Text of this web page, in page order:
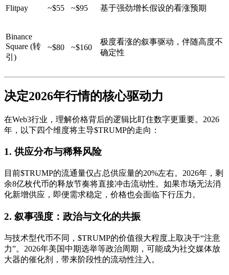
Flitpay ~$55 ~$95 基于强劲增长假设的看涨预期
Binance
Square (转
引)
~$80 ~$160
极度看涨的叙事驱动，伴随高度不
确定性
决定2026年行情的核心驱动力
在Web3行业，理解价格背后的逻辑比盯住数字更重要。2026
年，以下四个维度将主导$TRUMP的走向：
1. 供应分布与稀释风险
目前$TRUMP的流通量仅占总供应量的20%左右。2026年，剩
余8亿枚代币的释放节奏将直接冲击流动性。如果市场无法消
化新增供应，即便需求稳定，价格也会面临下行压力。
2. 叙事强度：政治与文化的共振
与技术型代币不同，$TRUMP的价值很大程度上取决于“注意
力”。2026年美国中期选举等政治周期，可能成为社交媒体放
大器的催化剂，带来阶段性的流动性注入。